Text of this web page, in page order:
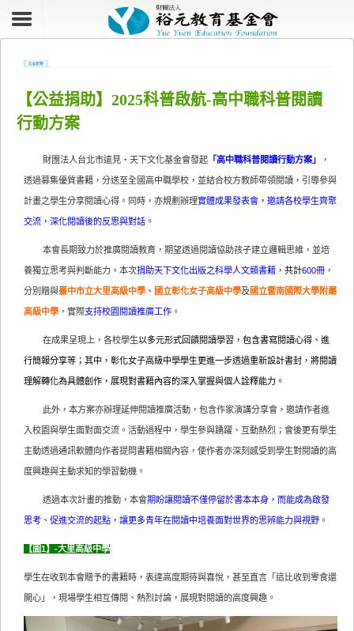
【公益捐助】2025科普啟航-高中職科普閱讀
行動方案
財團法人台北市遠見‧天下文化基金會發起 「高中職科普閱讀行動方案」 ，
透過募集優質書籍，分送至全國高中職學校，並結合校方教師帶領閱讀，引導參與
計畫之學生分享閱讀心得。同時，亦規劃辦理實體成果發表會，邀請各校學生齊聚
交流，深化閱讀後的反思與對話 。
本會長期致力於推廣閱讀教育，期望透過閱讀協助孩子建立邏輯思維，並培
養獨立思考與判斷能力。本次捐助天下文化出版之科學人文類書籍， 共計600冊 ，
分別贈與臺中市立大里高級中學 、 國立彰化女子高級中學及 國立暨南國際大學附屬
高級中學 ，實際支持校園閱讀推廣工作 。
在成果呈現上，各校學生以多元形式回饋閱讀學習，包含書寫閱讀心得、進
行簡報分享等；其中，彰化女子高級中學學生更進一步透過重新設計書封，將閱讀
理解轉化為具體創作，展現對書籍內容的深入掌握與個人詮釋能力。
此外，本方案亦辦理延伸閱讀推廣活動，包含作家演講分享會，邀請作者進
入校園與學生面對面交流。活動過程中，學生參與踴躍、互動熱烈；會後更有學生
主動透過通訊軟體向作者提問書籍相關內容，使作者亦深刻感受到學生對閱讀的高
度興趣與主動求知的學習動機。
透過本次計畫的推動，本會期盼讓閱讀不僅停留於書本本身，而能成為啟發
思考、促進交流的起點，讓更多青年在閱讀中培養面對世界的思辨能力與視野 。
【圖1】-大里高級中學
學生在收到本會贈予的書籍時，表達高度期待與喜悅，甚至直言「這比收到零食還
開心」，現場學生相互傳閱、熱烈討論，展現對閱讀的高度興趣。